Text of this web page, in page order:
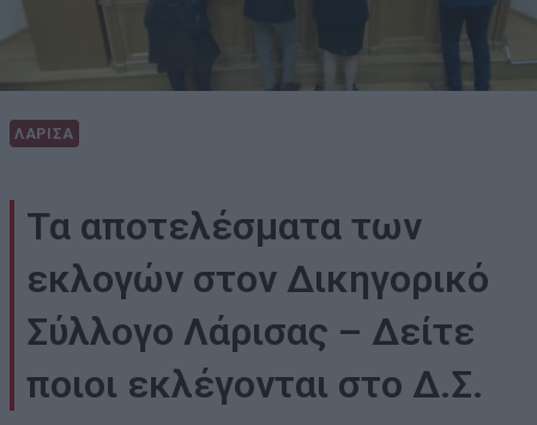
ΛΑΡΙΣΑ
Τα αποτελέσματα των
εκλογών στον Δικηγορικό
Σύλλογο Λάρισας – Δείτε
ποιοι εκλέγονται στο Δ.Σ.